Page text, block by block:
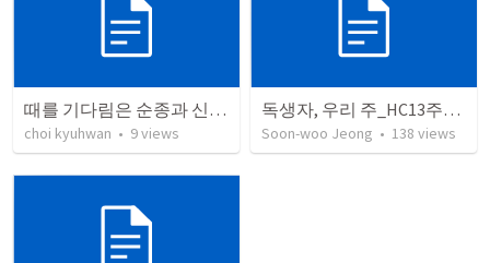
때를 기다림은 순종과 신뢰입니다
choi kyuhwan • 9views
독생자, 우리 주_HC13주일(33-34문)
Soon-woo Jeong • 138 views